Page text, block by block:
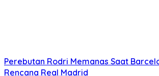
Perebutan Rodri Memanas Saat
Rencana Real Madrid